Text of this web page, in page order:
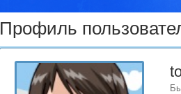
Профиль